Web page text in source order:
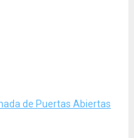
de Puertas Abiertas